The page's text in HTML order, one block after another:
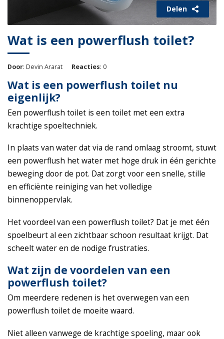
Delen
Wat is een powerflush toilet?
Door: Devin Ararat Reacties: 0
Wat is een powerflush toilet nu
eigenlijk?
Een powerflush toilet is een toilet met een extra
krachtige spoeltechniek.
In plaats van water dat via de rand omlaag stroomt, stuwt
een powerflush het water met hoge druk in één gerichte
beweging door de pot. Dat zorgt voor een snelle, stille
en efficiënte reiniging van het volledige
binnenoppervlak.
Het voordeel van een powerflush toilet? Dat je met één
spoelbeurt al een zichtbaar schoon resultaat krijgt. Dat
scheelt water en de nodige frustraties.
Wat zijn de voordelen van een
powerflush toilet?
Om meerdere redenen is het overwegen van een
powerflush toilet de moeite waard.
Niet alleen vanwege de krachtige spoeling, maar ook